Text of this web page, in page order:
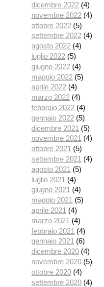
dicembre 2022 (4)
novembre 2022 (4)
ottobre 2022 (5)
settembre 2022 (4)
agosto 2022 (4)
luglio 2022 (5)
giugno 2022 (4)
maggio 2022 (5)
aprile 2022 (4)
marzo 2022 (4)
febbraio 2022 (4)
gennaio 2022 (5)
dicembre 2021 (5)
novembre 2021 (4)
ottobre 2021 (5)
settembre 2021 (4)
agosto 2021 (5)
luglio 2021 (4)
giugno 2021 (4)
maggio 2021 (5)
aprile 2021 (4)
marzo 2021 (4)
febbraio 2021 (4)
gennaio 2021 (6)
dicembre 2020 (4)
novembre 2020 (5)
ottobre 2020 (4)
settembre 2020 (4)